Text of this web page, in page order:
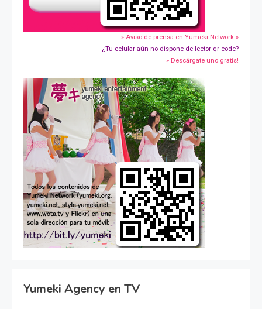
» Aviso de prensa en Yumeki Network »
¿Tu celular aún no dispone de lector qr-code?
» Descárgate uno gratis!
Yumeki Agency en TV